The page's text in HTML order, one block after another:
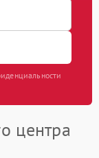
центра